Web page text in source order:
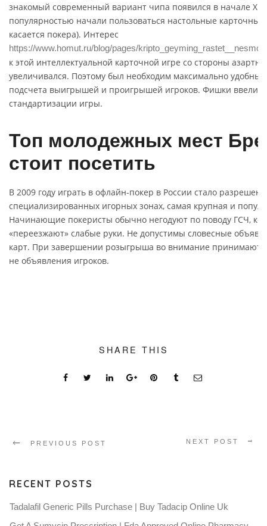
знакомый современный вариант чипа появился в начале XIX
популярностью начали пользоваться настольные карточные
касается покера). Интерес
https://www.homut.ru/blog/pages/
к этой интеллектуальной карточной игре со стороны
увеличивался. Поэтому был необходим максимально
подсчета выигрышей и проигрышей игроков. Фишки ввели
стандартизации игры.
Топ молодежных мест
стоит посетить
В 2009 году играть в офлайн-покер в России стало разрешено
специализированных игорных зонах, самая крупная и
Начинающие покеристы обычно негодуют по поводу ГСЧ,
«переезжают» слабые руки. Не допустимы словесные
карт. При завершении розыгрыша во внимание
не объявления игроков.
SHARE THIS
PREVIOUS POST NEXT POST
RECENT POSTS
Tadalafil Generic Pills Purchase | Buy Tadacip Online Uk